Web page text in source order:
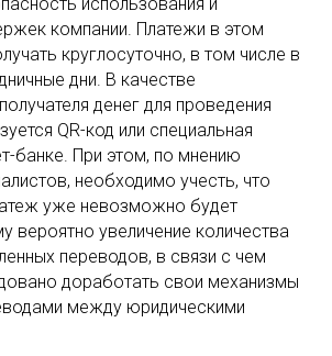
компании. Платежи в этом
круглосуточно, в том числе в
дни. В качестве
денег для проведения
QR-код или специальная
банке. При этом, по мнению
необходимо учесть, что
уже невозможно будет
вероятно увеличение количества
переводов, в связи с чем
доработать свои механизмы
между юридическими